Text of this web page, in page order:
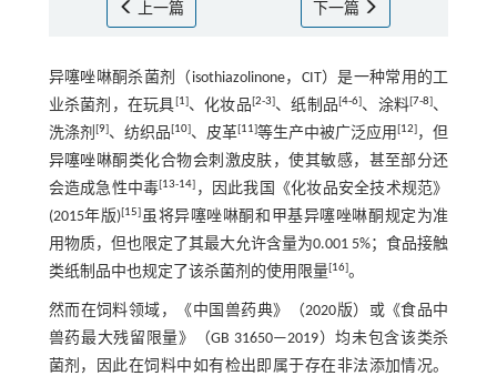
上一篇 下一篇
异噻唑啉酮杀菌剂（isothiazolinone，CIT）是一种常用的工
业杀菌剂，在玩具[1]、化妆品[2-3]、纸制品[4-6]、涂料[7-8]、
洗涤剂 [9]、纺织品[10]、皮革[11]等生产中被广泛应用[12] ，但
异噻唑啉酮类化合物会刺激皮肤，使其敏感，甚至部分还
会造成急性中毒[13-14] ，因此我国《化妆品安全技术规范》
(2015年版)[15]虽将异噻唑啉酮和甲基异噻唑啉酮规定为准
用物质，但也限定了其最大允许含量为0.001 5%；食品接触
类纸制品中也规定了该杀菌剂的使用限量[16]。
然而在饲料领域，《中国兽药典》（2020版）或《食品中
兽药最大残留限量》（GB 31650—2019）均未包含该类杀
菌剂，因此在饲料中如有检出即属于存在非法添加情况。